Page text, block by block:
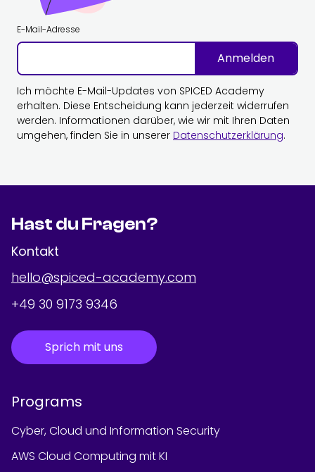
E-Mail-Adresse
Anmelden
Ich möchte E-Mail-Updates von SPICED Academy
erhalten. Diese Entscheidung kann jederzeit widerrufen
werden. Informationen darüber, wie wir mit Ihren Daten
umgehen, finden Sie in unserer Datenschutzerklärung.
Hast du Fragen?
Kontakt
hello@spiced-academy.com
+49 30 9173 9346
Sprich mit uns
Programs
Cyber, Cloud und Information Security
AWS Cloud Computing mit KI